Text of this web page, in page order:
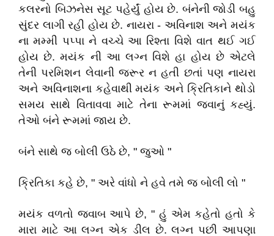
કલરનો બિઝનેસ સૂટ પહેર્યું હોય છે. બંનેની જોડી બહુ
સુંદર લાગી રહી હોય છે. નાયરા - અવિનાશ અને મયંક
ના મમ્મી પપ્પા ને વચ્ચે આ રિશ્તા વિશે વાત થઈ ગઈ
હોય છે. મયંક ની આ લગ્ન વિશે હા હોય છે એટલે
તેની પરમિશન લેવાની જરૂર ન હતી છતાં પણ નાયરા
અને અવિનાશના કહેવાથી મયંક અને ક્રિતિકાને થોડો
સમય સાથે વિતાવવા માટે તેના રૂમમાં જવાનું કહ્યું.
તેઓ બંને રૂમમાં જાય છે.
બંને સાથે જ બોલી ઉઠે છે, " જુઓ "
ક્રિતિકા કહે છે, " અરે વાંધો ને હવે તમે જ બોલી લો "
મયંક વળતો જવાબ આપે છે, " હું એમ કહેતો હતો કે
મારા માટે આ લગ્ન એક ડીલ છે. લગ્ન પછી આપણા